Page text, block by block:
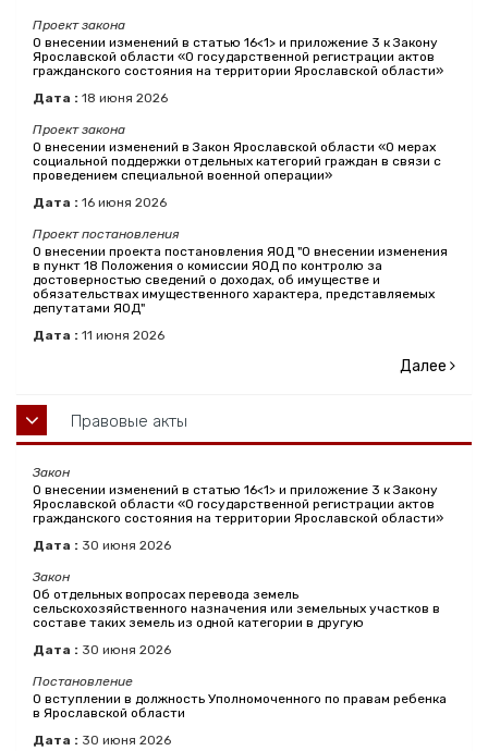
Проект закона
О внесении изменений в статью 16<1> и приложение 3 к Закону
Ярославской области «О государственной регистрации актов
гражданского состояния на территории Ярославской области»
Дата : 18 июня 2026
Проект закона
О внесении изменений в Закон Ярославской области «О мерах
социальной поддержки отдельных категорий граждан в связи с
проведением специальной военной операции»
Дата : 16 июня 2026
Проект постановления
О внесении проекта постановления ЯОД "О внесении изменения
в пункт 18 Положения о комиссии ЯОД по контролю за
достоверностью сведений о доходах, об имуществе и
обязательствах имущественного характера, представляемых
депутатами ЯОД"
Дата : 11 июня 2026
Далее
Правовые акты
Закон
О внесении изменений в статью 16<1> и приложение 3 к Закону
Ярославской области «О государственной регистрации актов
гражданского состояния на территории Ярославской области»
Дата : 30 июня 2026
Закон
Об отдельных вопросах перевода земель
сельскохозяйственного назначения или земельных участков в
составе таких земель из одной категории в другую
Дата : 30 июня 2026
Постановление
О вступлении в должность Уполномоченного по правам ребенка
в Ярославской области
Дата : 30 июня 2026